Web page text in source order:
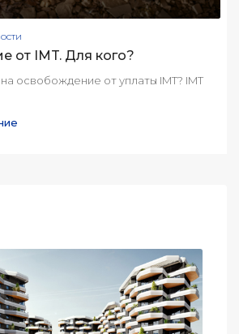
от IMT. Для кого?
освобождение от уплаты IMT? IMT